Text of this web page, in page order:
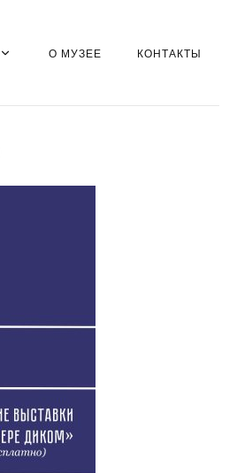
О МУЗЕЕ КОНТАКТЫ